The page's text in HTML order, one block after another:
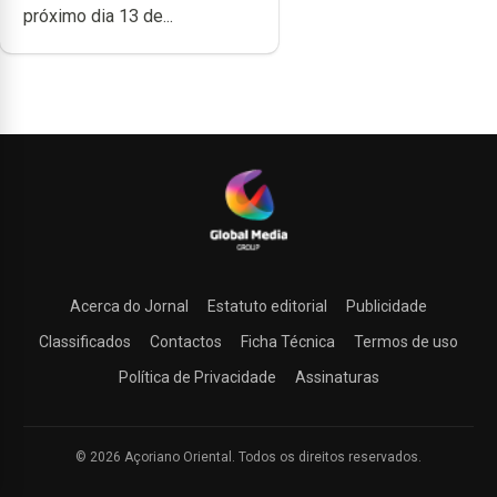
próximo dia 13 de...
Acerca do Jornal Estatuto editorial
Publicidade
Classificados
Contactos Ficha Técnica
Termos de uso
Política de Privacidade
Assinaturas
© 2026 Açoriano Oriental. Todos os direitos reservados.